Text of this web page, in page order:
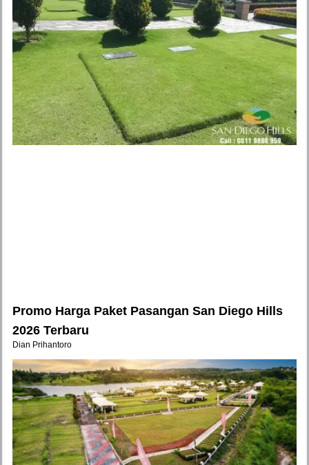
Promo Harga Paket Pasangan San Diego Hills
2026 Terbaru
Dian Prihantoro